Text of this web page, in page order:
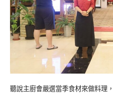
聽說主廚會嚴選當季食材來做料理